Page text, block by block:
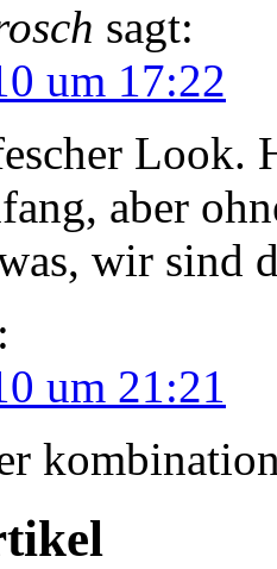
sagt:
um 17:22
Look.
aber
wir sind
um 21:21